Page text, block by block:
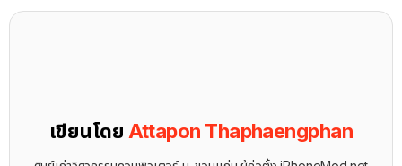
เขียนโดย Attapon Thaphaengphan